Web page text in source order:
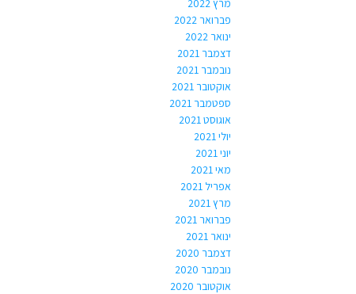
פברואר 2022
ינואר 2022
דצמבר 2021
נובמבר 2021
אוקטובר 2021
ספטמבר 2021
אוגוסט 2021
יולי 2021
יוני 2021
מאי 2021
אפריל 2021
מרץ 2021
פברואר 2021
ינואר 2021
דצמבר 2020
נובמבר 2020
אוקטובר 2020